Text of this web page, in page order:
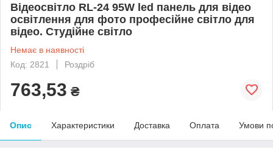
Відеосвітло RL-24 95W led панель для відео
освітлення для фото професійне світло для
відео. Студійне світло
Немає в наявності
Код: 2821
Роздріб
763,53 ₴
Опис Характеристики Доставка Оплата Умови